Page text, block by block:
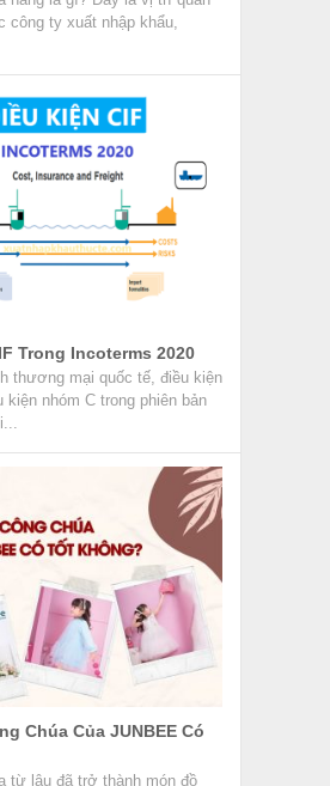
công ty xuất nhập khẩu,
Trong Incoterms 2020
thương mại quốc tế, điều kiện
kiện nhóm C trong phiên bản
Chúa Của JUNBEE Có
từ lâu đã trở thành món đồ